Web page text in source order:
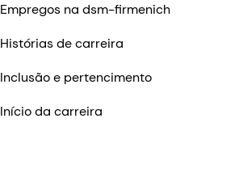
Empregos na dsm-firmenich
Histórias de carreira
Inclusão e pertencimento
Início da carreira